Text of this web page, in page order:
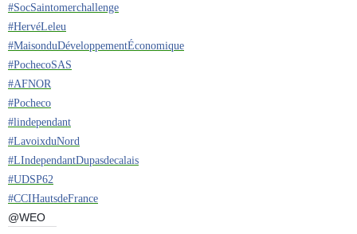
#SocSaintomerchallenge
#HervéLeleu
#MaisonduDéveloppementÉconomique
#PochecoSAS
#AFNOR
#Pocheco
#lindependant
#LavoixduNord
#LIndependantDupasdecalais
#UDSP62
#CCIHautsdeFrance
@WEO